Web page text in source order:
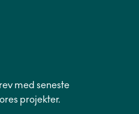
med seneste
projekter.